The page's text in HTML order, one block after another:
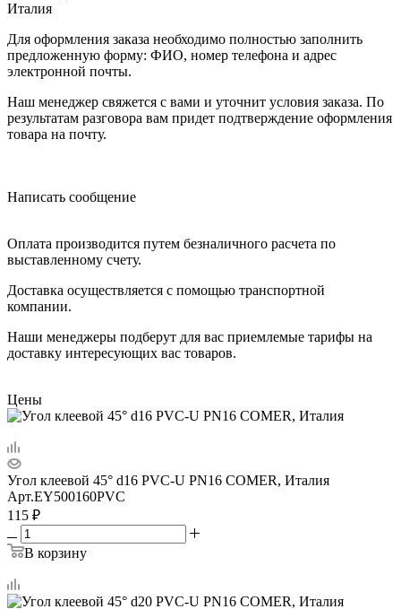
Италия
Для оформления заказа необходимо полностью заполнить
предложенную форму: ФИО, номер телефона и адрес
электронной почты.
Наш менеджер свяжется с вами и уточнит условия заказа. По
результатам разговора вам придет подтверждение оформления
товара на почту.
Написать сообщение
Оплата производится путем безналичного расчета по
выставленному счету.
Доставка осуществляется с помощью транспортной
компании.
Наши менеджеры подберут для вас приемлемые тарифы на
доставку интересующих вас товаров.
Цены
Угол клеевой 45° d16 PVC-U PN16 COMER, Италия
Арт.EY500160PVC
115 ₽
В корзину